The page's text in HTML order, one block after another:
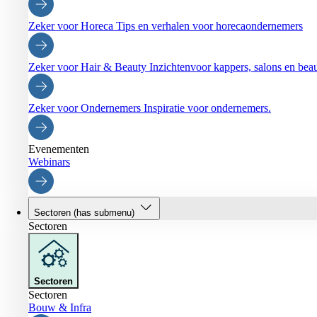
Zeker voor Horeca Tips en verhalen voor horecaondernemers
Zeker voor Hair & Beauty Inzichtenvoor kappers, salons en
Zeker voor Ondernemers Inspiratie voor ondernemers.
Evenementen
Webinars
Sectoren (has submenu)
Sectoren
Sectoren
Sectoren
Bouw & Infra